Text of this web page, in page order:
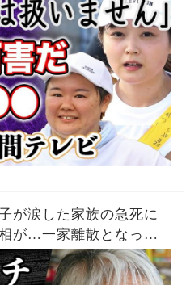
バすぎる！？
が涙した家族の急死に
が…一家離散となった
相手とは…？